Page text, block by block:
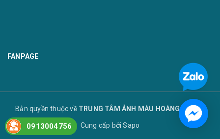
FANPAGE
Bản quyền thuộc về TRUNG TÂM ẢNH MÀU HOÀNG TUYẾT
Cung cấp bởiSapo
0913004756